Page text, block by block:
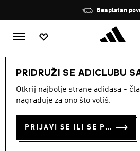
Zaustavi
rotaciju
Besplatan
PRIDRUŽI SE ADICLUBU
Otkrij najbolje strane adidasa -
nagrađuje za ono što voliš.
PRIJAVI SE ILI SE PRIDRUŽI SADA
TENISICE
€ 60.00